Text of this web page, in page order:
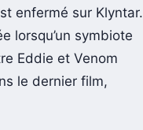
enfermé sur Klyntar.
lorsqu’un symbiote
Eddie et Venom
le dernier film,